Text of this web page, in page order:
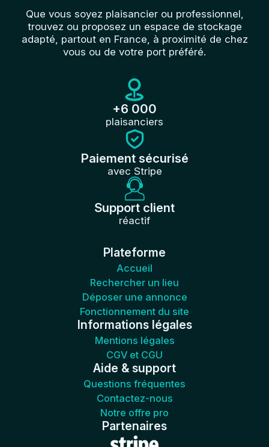
Que vous soyez plaisancier ou professionnel,
trouvez ou proposez un espace de stockage
adapté, partout en France, à proximité de chez
vous ou de votre port préféré.
+6 000
plaisanciers
Paiement sécurisé
avec Stripe
Support client
réactif
Plateforme
Accueil
Rechercher un lieu
Déposer une annonce
Fonctionnement du site
Informations légales
Mentions légales
CGV et CGU
Aide & support
Questions fréquentes
Contactez-nous
Notre offre pro
Partenaires